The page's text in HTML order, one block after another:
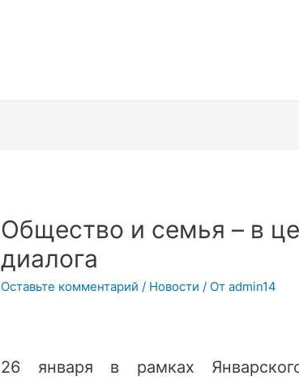
Общество и семья – в
диалога
Оставьте комментарий / Новости / От admin14
26 января в рамках